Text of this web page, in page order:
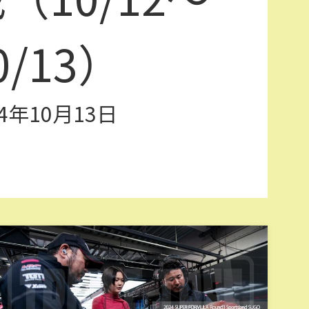
）
年10月13日